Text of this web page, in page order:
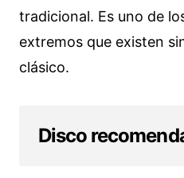
tradicional. Es uno de
extremos que existen
clásico.
Disco